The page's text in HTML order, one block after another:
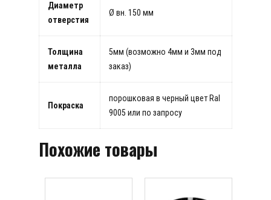
Диаметр
отверстия
Ø вн. 150 мм
Толщина
металла
5мм (возможно 4мм и 3мм под
заказ)
Покраска
порошковая в черный цвет Ral
9005 или по запросу
Похожие товары